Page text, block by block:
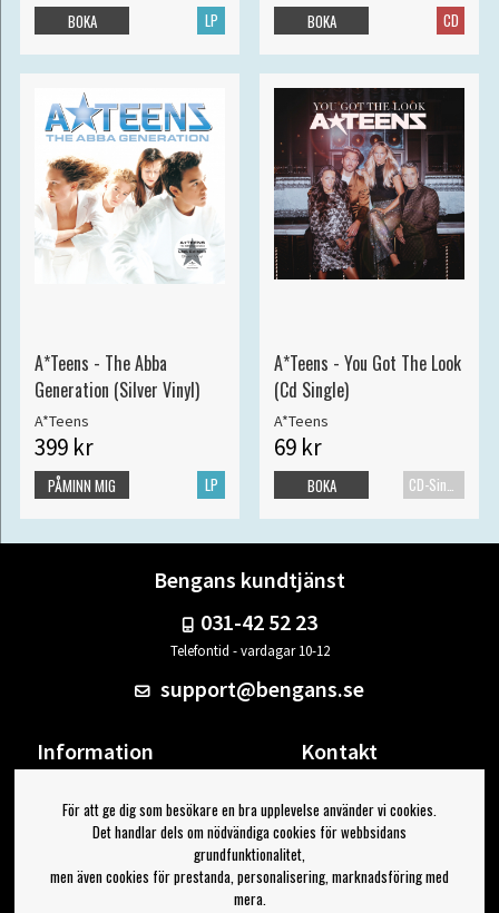
LP
BOKA CD
BOKA
A*Teens - The Abba
Generation (Silver Vinyl)
A*Teens
399 kr
LP
PÅMINN MIG
A*Teens - You Got The Look
(Cd Single)
A*Teens
69 kr
CD-Singel
BOKA
Bengans kundtjänst
031-42 52 23
Telefontid - vardagar 10-12
support@bengans.se
Information
Om Bengans
FAQ / Köp- & Leveransvillkor
Kontakt
Din sida
Logga ut
Jag vill ha tips från Bengans
För att ge dig som besökare en bra upplevelse använder vi cookies.
Det handlar dels om nödvändiga cookies för webbsidans
grundfunktionalitet,
men även cookies för prestanda, personalisering, marknadsföring med
mera.